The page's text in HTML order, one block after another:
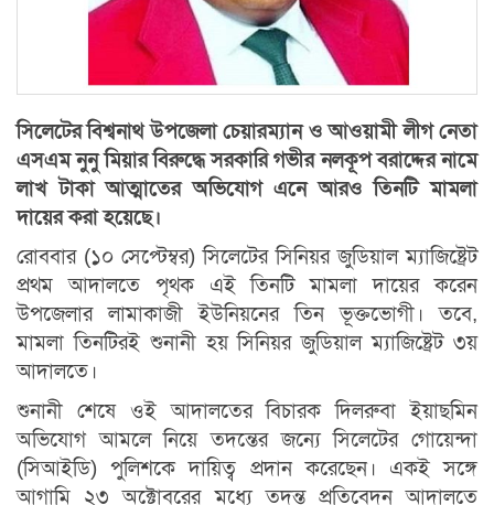
সিলেটের বিশ্বনাথ উপজেলা চেয়ারম্যান ও আওয়ামী লীগ নেতা
এসএম নুনু মিয়ার বিরুদ্ধে সরকারি গভীর নলকূপ বরাদ্দের নামে
লাখ টাকা আত্মাতের অভিযোগ এনে আরও তিনটি মামলা
দায়ের করা হয়েছে।
রোববার (১০ সেপ্টেম্বর) সিলেটের সিনিয়র জুডিয়াল ম্যাজিষ্ট্রেট
প্রথম আদালতে পৃথক এই তিনটি মামলা দায়ের করেন
উপজেলার লামাকাজী ইউনিয়নের তিন ভূক্তভোগী। তবে,
মামলা তিনটিরই শুনানী হয় সিনিয়র জুডিয়াল ম্যাজিষ্ট্রেট ৩য়
আদালতে।
শুনানী শেষে ওই আদালতের বিচারক দিলরুবা ইয়াছমিন
অভিযোগ আমলে নিয়ে তদন্তের জন্যে সিলেটের গোয়েন্দা
(সিআইডি) পুলিশকে দায়িত্ব প্রদান করেছেন। একই সঙ্গে
আগামি ২৩ অক্টোবরের মধ্যে তদন্ত প্রতিবেদন আদালতে